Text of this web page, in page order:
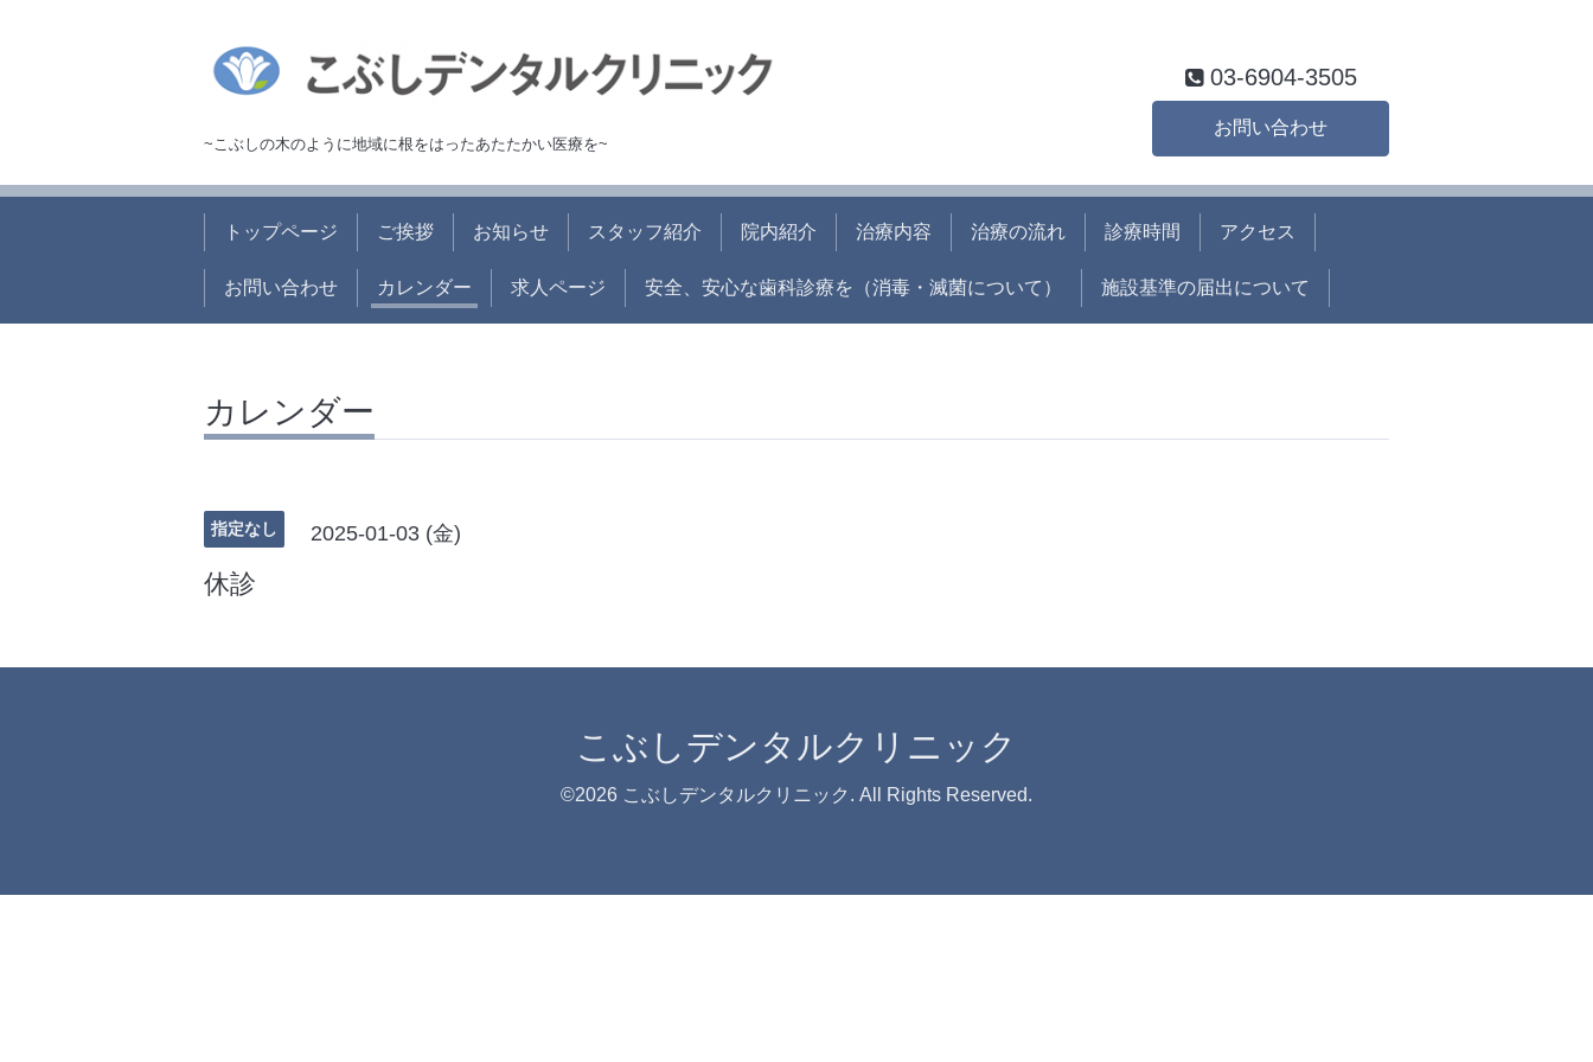
~こぶしの木のように地域に根をはったあたたかい医療を~
03-6904-3505
お問い合わせ
トップページ ご挨拶 お知らせ スタッフ紹介 院内紹介 治療内容 治療の流れ 診療時間 アクセス
お問い合わせ カレンダー 求人ページ 安全、安心な歯科診療を（消毒・滅菌について） 施設基準の届出について
カレンダー
指定なし 2025-01-03 (金)
休診
こぶしデンタルクリニック
©2026 こぶしデンタルクリニック . All Rights Reserved.